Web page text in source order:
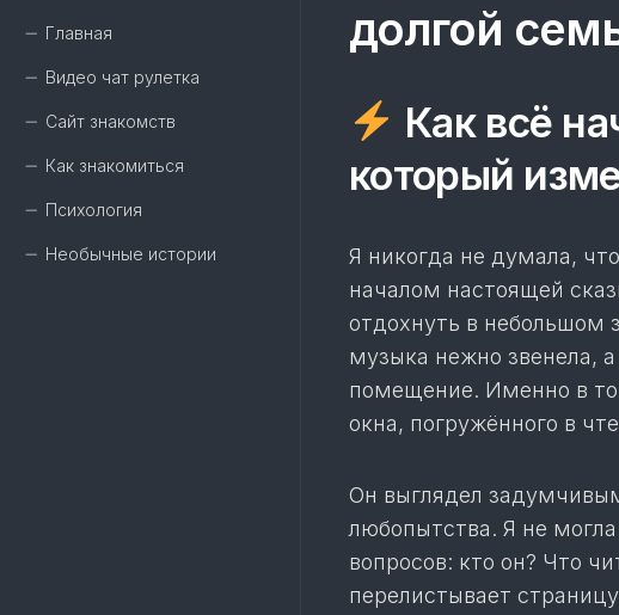
Главная
Видео чат рулетка
Сайт знакомств
Как знакомиться
Психология
Необычные истории
долгой
Как всё
который
Я никогда не думала,
началом настоящей
отдохнуть в небольшом
музыка нежно звенела,
помещение. Именно в
окна, погружённого в
Он выглядел
любопытства. Я не могла
вопросов: кто он? Что
перелистывает